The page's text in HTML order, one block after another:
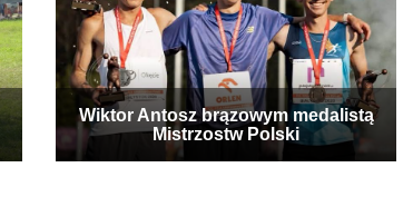
Wiktor Antosz brązowym medalistą
Mistrzostw Polski